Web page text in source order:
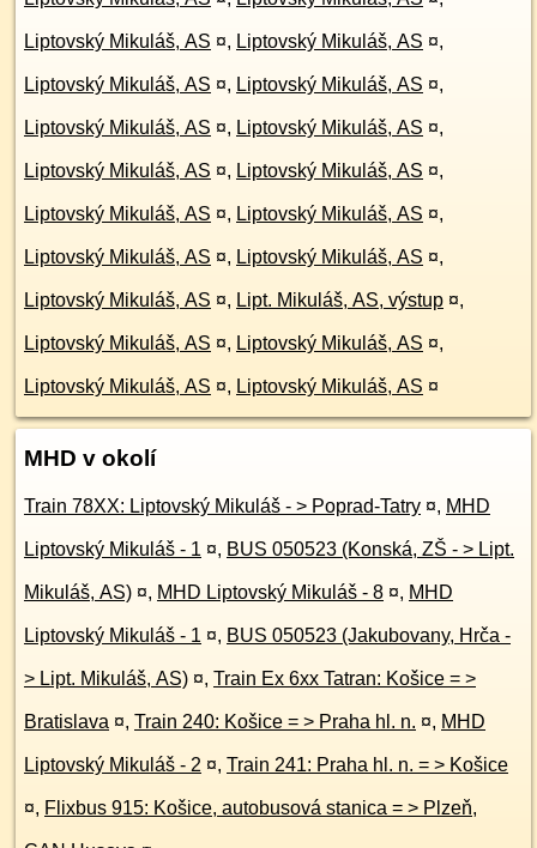
Liptovský Mikuláš, AS ¤, Liptovský Mikuláš, AS ¤,
Liptovský Mikuláš, AS ¤, Liptovský Mikuláš, AS ¤,
Liptovský Mikuláš, AS ¤, Liptovský Mikuláš, AS ¤,
Liptovský Mikuláš, AS ¤, Liptovský Mikuláš, AS ¤,
Liptovský Mikuláš, AS ¤, Liptovský Mikuláš, AS ¤,
Liptovský Mikuláš, AS ¤, Liptovský Mikuláš, AS ¤,
Liptovský Mikuláš, AS ¤, Lipt. Mikuláš, AS, výstup ¤,
Liptovský Mikuláš, AS ¤, Liptovský Mikuláš, AS ¤,
Liptovský Mikuláš, AS ¤, Liptovský Mikuláš, AS ¤
MHD v okolí
Train 78XX: Liptovský Mikuláš - > Poprad-Tatry ¤, MHD
Liptovský Mikuláš - 1 ¤, BUS 050523 (Konská, ZŠ - > Lipt.
Mikuláš, AS) ¤, MHD Liptovský Mikuláš - 8 ¤, MHD
Liptovský Mikuláš - 1 ¤, BUS 050523 (Jakubovany, Hrča -
> Lipt. Mikuláš, AS) ¤, Train Ex 6xx Tatran: Košice = >
Bratislava ¤, Train 240: Košice = > Praha hl. n. ¤, MHD
Liptovský Mikuláš - 2 ¤, Train 241: Praha hl. n. = > Košice
¤, Flixbus 915: Košice, autobusová stanica = > Plzeň,